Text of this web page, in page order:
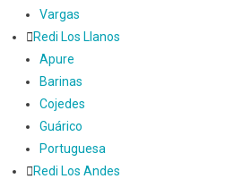
Vargas
Redi Los Llanos
Apure
Barinas
Cojedes
Guárico
Portuguesa
Redi Los Andes